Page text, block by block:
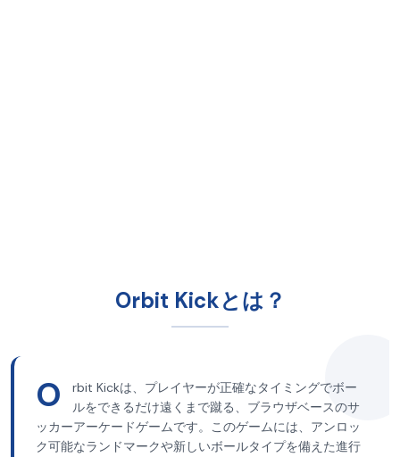
Orbit Kickとは？
O
rbit Kickは、プレイヤーが正確なタイミングでボー
ルをできるだけ遠くまで蹴る、ブラウザベースのサ
ッカーアーケードゲームです。このゲームには、アンロッ
ク可能なランドマークや新しいボールタイプを備えた進行